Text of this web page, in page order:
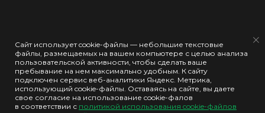
ООО "КРИПТОНИЙ" © 2026
Политика использования cookie-файлов
Политика конфиденциальности
Сайт использует cookie-файлы — небольшие текстовые
файлы, размещаемых на вашем компьютере с целью анализа
пользовательской активности, чтобы сделать ваше
пребывание на нем максимально удобным. К cайту
подключен сервис веб-аналитики Яндекс. Метрика,
использующий cookie-файлы. Оставаясь на сайте, вы даете
свое согласие на использование cookie-фалов
в соответствии с политикой использования cookie-файлов